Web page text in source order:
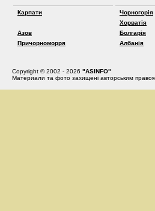
Карпати
Азов
Причорноморря
Чорногорія
Хорватія
Болгарія
Албанія
Copyright © 2002 - 2026 "ASINFO"
Материали та фото захищені авторським